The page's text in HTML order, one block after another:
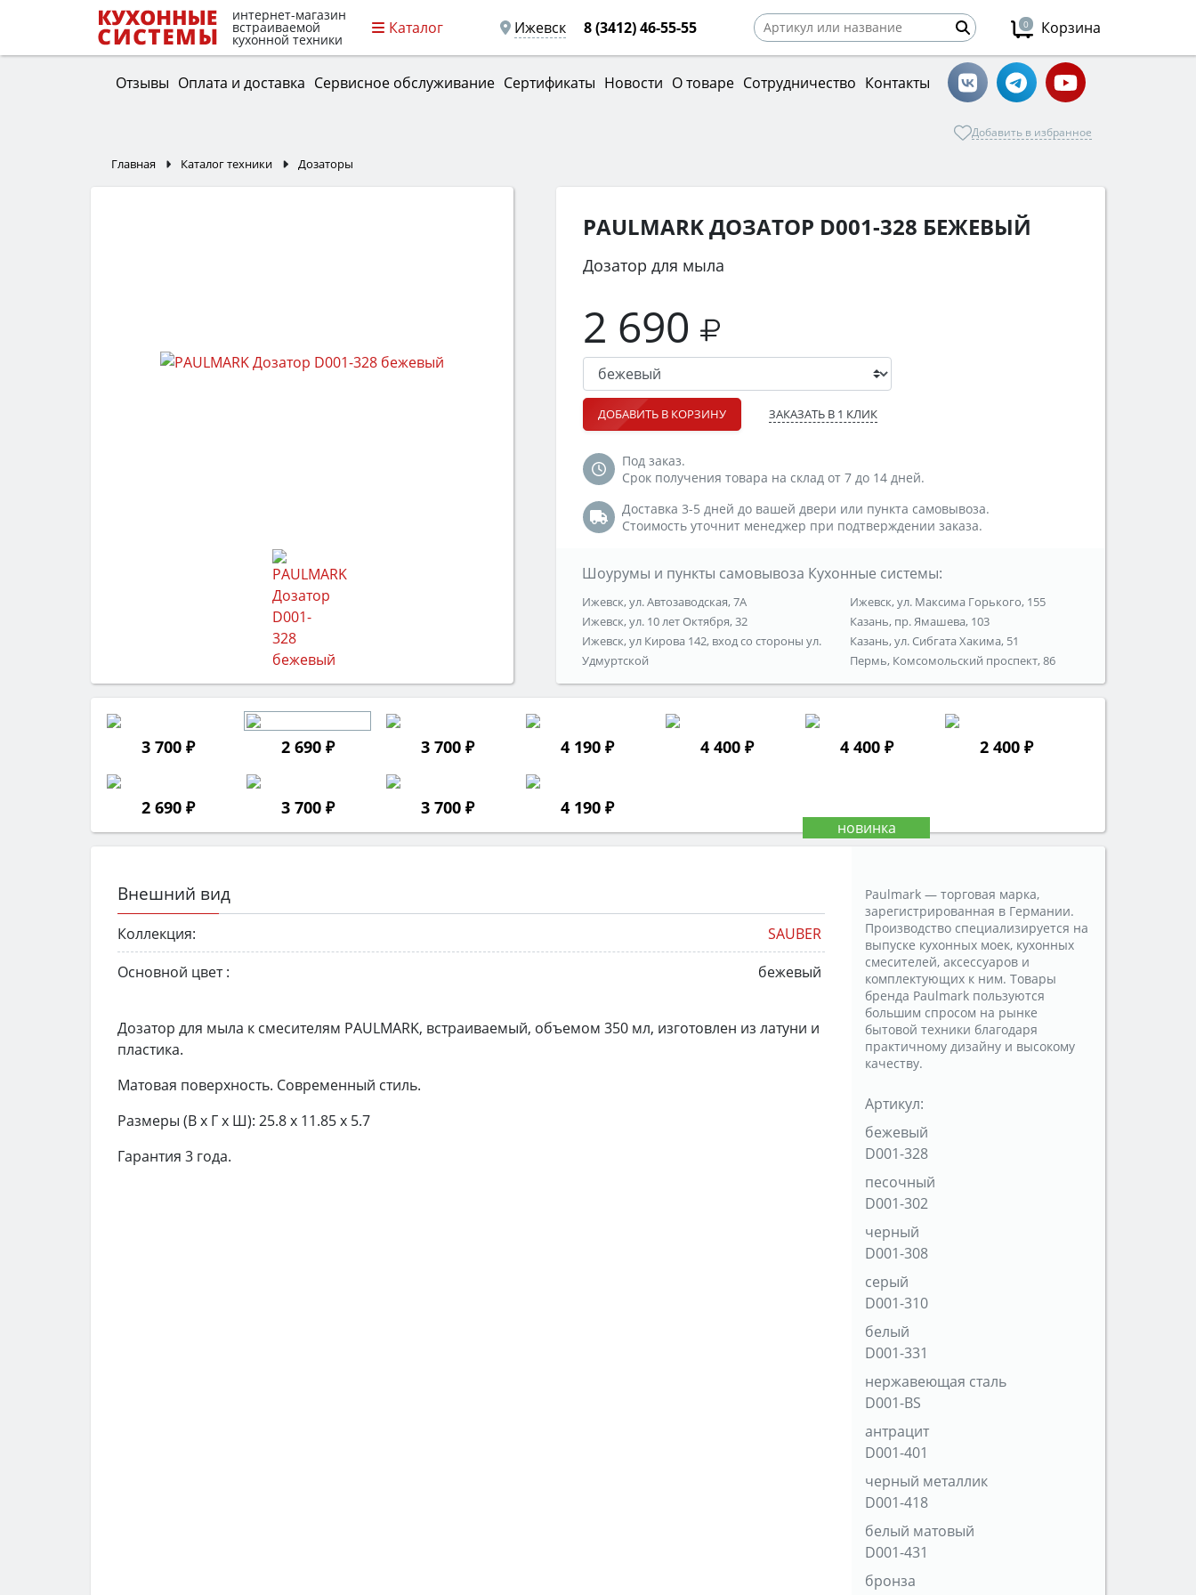
интернет-магазин
встраиваемой
кухонной техники
Каталог Ижевск 8 (3412) 46-55-55 0 Корзина
Отзывы Оплата и доставка Сервисное обслуживание Сертификаты Новости О товаре Сотрудничество Контакты
Добавить в избранное
Главная Каталог техники Дозаторы
3 700 ₽ 2 690 ₽ 3 700 ₽ 4 190 ₽ 4 400 ₽ 4 400 ₽ 2 400 ₽
2 690 ₽ 3 700 ₽ 3 700 ₽ 4 190 ₽
PAULMARK ДОЗАТОР D001-328 БЕЖЕВЫЙ
Дозатор для мыла
2 690
ДОБАВИТЬ В КОРЗИНУ ЗАКАЗАТЬ В 1 КЛИК
Под заказ.
Срок получения товара на склад от 7 до 14 дней.
Доставка 3-5 дней до вашей двери или пункта самовывоза.
Стоимость уточнит менеджер при подтверждении заказа.
Шоурумы и пункты самовывоза Кухонные системы:
Ижевск, ул. Автозаводская, 7А
Ижевск, ул. 10 лет Октября, 32
Ижевск, ул Кирова 142, вход со стороны ул.
Удмуртской
Ижевск, ул. Максима Горького, 155
Казань, пр. Ямашева, 103
Казань, ул. Сибгата Хакима, 51
Пермь, Комсомольский проспект, 86
Внешний вид
Коллекция:
SAUBER
Основной цвет :
бежевый
Дозатор для мыла к смесителям PAULMARK, встраиваемый, объемом 350 мл, изготовлен из латуни и
пластика.
Матовая поверхность. Современный стиль.
Размеры (В x Г x Ш): 25.8 x 11.85 x 5.7
Гарантия 3 года.
Paulmark — торговая марка,
зарегистрированная в Германии.
Производство специализируется на
выпуске кухонных моек, кухонных
смесителей, аксессуаров и
комплектующих к ним. Товары
бренда Paulmark пользуются
большим спросом на рынке
бытовой техники благодаря
практичному дизайну и высокому
качеству.
Артикул:
бежевый
D001-328
песочный
D001-302
черный
D001-308
серый
D001-310
белый
D001-331
нержавеющая сталь
D001-BS
антрацит
D001-401
черный металлик
D001-418
белый матовый
D001-431
бронза